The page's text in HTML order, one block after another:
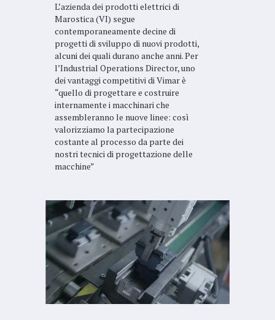
L’azienda dei prodotti elettrici di
Marostica (VI) segue
contemporaneamente decine di
progetti di sviluppo di nuovi prodotti,
alcuni dei quali durano anche anni. Per
l’Industrial Operations Director, uno
dei vantaggi competitivi di Vimar è
“quello di progettare e costruire
internamente i macchinari che
assembleranno le nuove linee: così
valorizziamo la partecipazione
costante al processo da parte dei
nostri tecnici di progettazione delle
macchine”